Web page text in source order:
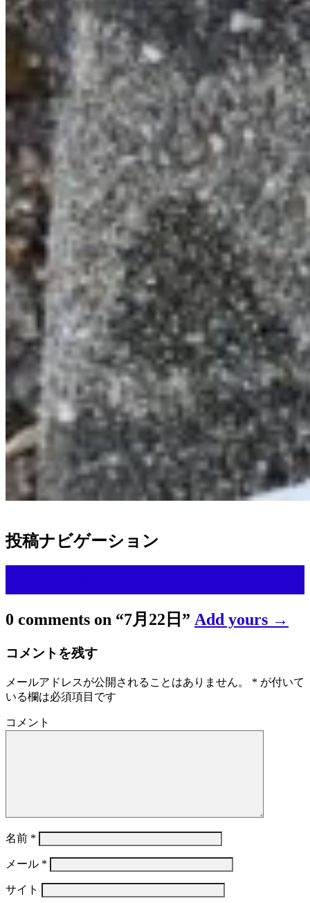
投稿ナビゲーション
0 comments on “7月22日 ” Add yours →
コメントを残す
メールアドレスが公開されることはありません。 * が付いて
いる欄は必須項目です
コメント
名前 *
メール *
サイト